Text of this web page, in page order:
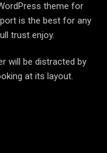
theme for
is the best for any
trust enjoy.
will be distracted by
at its layout.